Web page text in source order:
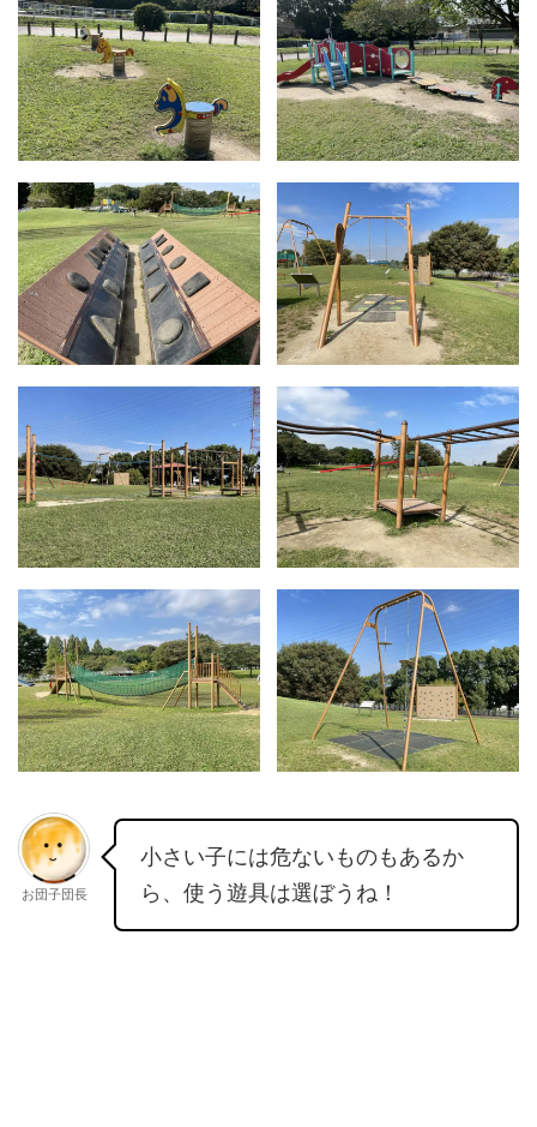
お団子団長
小さい子には危ないものもあるか
ら、使う遊具は選ぼうね！